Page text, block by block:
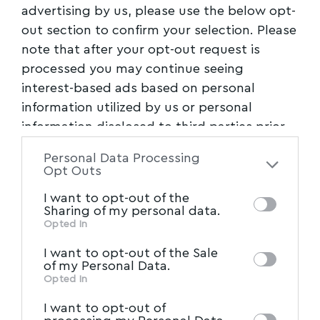
advertising by us, please use the below opt-
out section to confirm your selection. Please
note that after your opt-out request is
processed you may continue seeing
interest-based ads based on personal
information utilized by us or personal
information disclosed to third parties prior
of the further disclosure of your personal
of downstream participants. This
information may also be disclosed by us to
Participantsthat may further disclose it to
other third parties.
Personal Data Processing
Opt Outs
I want to opt-out of the
Sharing of my personal data.
Opted In
I want to opt-out of the Sale
of my Personal Data.
Opted In
I want to opt-out of
2. Προετοιμασίες διαφόρων ομάδων
(Στίβου, ποδοσφαίρου κ.α.)
3. Εκμετάλλευση όλων των χώρων του
Σταδίου
4. Διοργάνωση μαζικών προγραμμάτων
άθλησης για όλους τους πολίτες.
5. Φιλοξενία Πολιτιστικών εκδηλώσεων
(Συναυλίες, Εκθέσεις κ.α)
Δεδομένης δε και της δημιουργίας
ποδηλατοδρομίου στην περιοχή του
Πανθεσσαλικού Σταδίου, της λειτουργίας
γηπέδων τένις και αθλητικών ξενώνων σε
απόσταση αναπνοής από το Στάδιο, η
ευρύτερη περιοχή της Νέας Ιωνίας